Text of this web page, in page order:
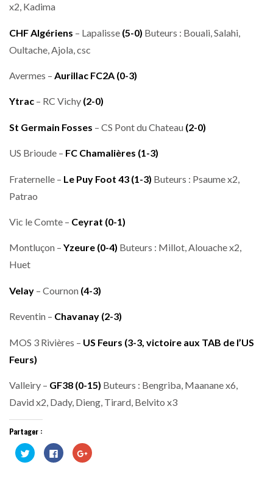
x2, Kadima
CHF Algériens – Lapalisse (5-0) Buteurs : Bouali, Salahi,
Oultache, Ajola, csc
Avermes – Aurillac FC2A (0-3)
Ytrac – RC Vichy (2-0)
St Germain Fosses – CS Pont du Chateau (2-0)
US Brioude – FC Chamalières (1-3)
Fraternelle – Le Puy Foot 43 (1-3) Buteurs : Psaume x2,
Patrao
Vic le Comte – Ceyrat (0-1)
Montluçon – Yzeure (0-4) Buteurs : Millot, Alouache x2,
Huet
Velay – Cournon (4-3)
Reventin – Chavanay (2-3)
MOS 3 Rivières – US Feurs (3-3, victoire aux TAB de l’US
Feurs)
Valleiry – GF38 (0-15) Buteurs : Bengriba, Maanane x6,
David x2, Dady, Dieng, Tirard, Belvito x3
Partager :
Cliquez
pour
partager
Cliquez
pour
partager
Cliquez
pour